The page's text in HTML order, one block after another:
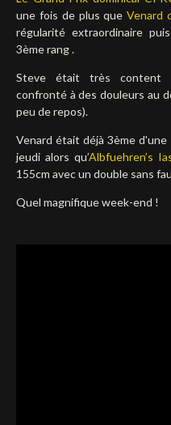
une fois de plus queVenard
régularité extraordinaire
3ème rang .
Steve était très content
confronté à des douleurs au
peu de repos).
Venard était déjà 3ème
jeudi alors qu’Albfuehren’s
155cm avec un double sans
Quel magnifique week-end !